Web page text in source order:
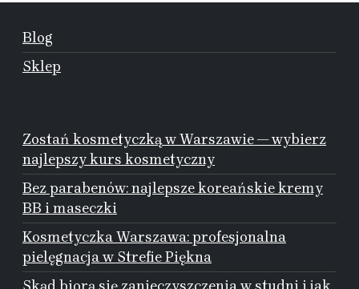
Blog
Sklep
Zostań kosmetyczką w Warszawie — wybierz
najlepszy kurs kosmetyczny
Bez parabenów: najlepsze koreańskie kremy
BB i maseczki
Kosmetyczka Warszawa: profesjonalna
pielęgnacja w Strefie Piękna
Skąd biorą się zanieczyszczenia w studni i jak